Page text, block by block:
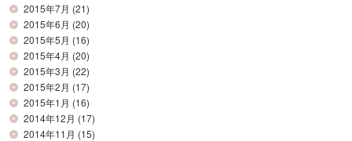
2015年7月 (21)
2015年6月 (20)
2015年5月 (16)
2015年4月 (20)
2015年3月 (22)
2015年2月 (17)
2015年1月 (16)
2014年12月 (17)
2014年11月 (15)